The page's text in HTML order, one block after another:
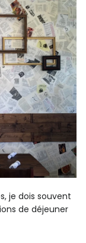
je dois souvent
de déjeuner